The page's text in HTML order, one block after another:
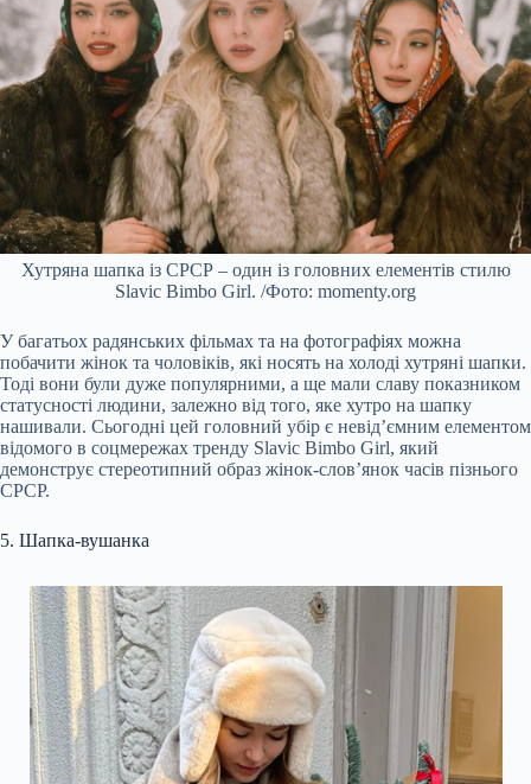
Хутряна шапка із СРСР – один із головних елементів стилю
Slavic Bimbo Girl. /Фото: momenty.org
У багатьох радянських фільмах та на фотографіях можна
побачити жінок та чоловіків, які носять на холоді хутряні шапки.
Тоді вони були дуже популярними, а ще мали славу показником
статусності людини, залежно від того, яке хутро на шапку
нашивали. Сьогодні цей головний убір є невід’ємним елементом
відомого в соцмережах тренду Slavic Bimbo Girl, який
демонструє стереотипний образ жінок-слов’янок часів пізнього
СРСР.
5. Шапка-вушанка